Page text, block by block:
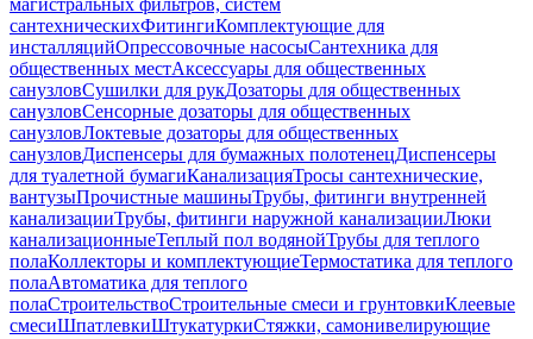
магистральных фильтров, систем
сантехническихФитингиКомплектующие для
инсталляцийОпрессовочные насосыСантехника для
общественных местАксессуары для общественных
санузловСушилки для рукДозаторы для общественных
санузловСенсорные дозаторы для общественных
санузловЛоктевые дозаторы для общественных
санузловДиспенсеры для бумажных полотенецДиспенсеры
для туалетной бумагиКанализацияТросы сантехнические,
вантузыПрочистные машиныТрубы, фитинги внутренней
канализацииТрубы, фитинги наружной канализацииЛюки
канализационныеТеплый пол водянойТрубы для теплого
полаКоллекторы и комплектующиеТермостатика для теплого
полаАвтоматика для теплого
полаСтроительствоСтроительные смеси и грунтовкиКлеевые
смесиШпатлевкиШтукатуркиСтяжки, самонивелирующие